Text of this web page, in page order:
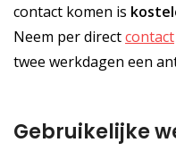
contact komen is
Neem per directcontact
twee werkdagen een
Gebruikelijke